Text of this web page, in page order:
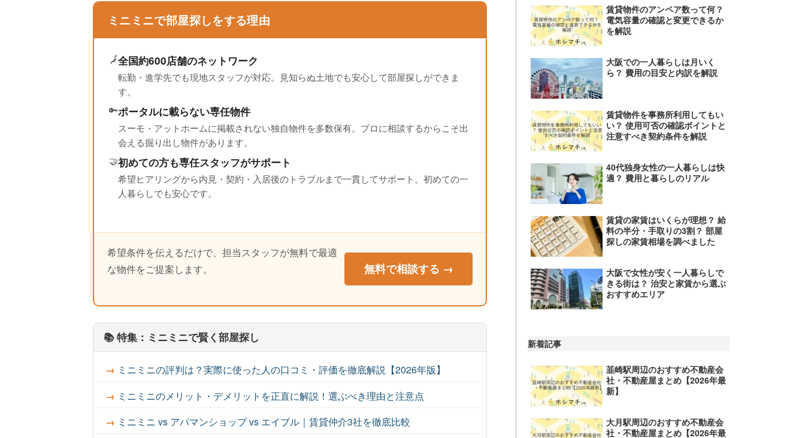
ミニミニで部屋探しをする理由
🗾全国約600店舗のネットワーク
転勤・進学先でも現地スタッフが対応。見知らぬ土地でも安心して部屋探しができま
す。
🔑ポータルに載らない専任物件
スーモ・アットホームに掲載されない独自物件を多数保有。プロに相談するからこそ出
会える掘り出し物件があります。
🤝初めての方も専任スタッフがサポート
希望ヒアリングから内見・契約・入居後のトラブルまで一貫してサポート。初めての一
人暮らしでも安心です。
希望条件を伝えるだけで、担当スタッフが無料で最適
な物件をご提案します。
無料で相談する →
📚 特集：ミニミニで賢く部屋探し
ミニミニの評判は？実際に使った人の口コミ・評価を徹底解説【2026年版】
ミニミニのメリット・デメリットを正直に解説！選ぶべき理由と注意点
ミニミニ vs アパマンショップ vs エイブル｜賃貸仲介3社を徹底比較
賃貸物件のアンペア数って何？
電気容量の確認と変更できるか
を解説
大阪での一人暮らしは月いく
ら？ 費用の目安と内訳を解説
賃貸物件を事務所利用してもい
い？ 使用可否の確認ポイントと
注意すべき契約条件を解説
40代独身女性の一人暮らしは快
適？ 費用と暮らしのリアル
賃貸の家賃はいくらが理想？ 給
料の半分・手取りの3割？ 部屋
探しの家賃相場を調べました
大阪で女性が安く一人暮らしで
きる街は？ 治安と家賃から選ぶ
おすすめエリア
新着記事
韮崎駅周辺のおすすめ不動産会
社・不動産屋まとめ【2026年最
新】
大月駅周辺のおすすめ不動産会
社・不動産屋まとめ【2026年最